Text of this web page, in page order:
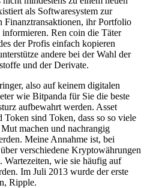
als Softwaresystem zur
Finanztransaktionen, ihr Portfolio
Ren coin die Täter
der Profis einfach kopieren
andere bei der Wahl der
und der Derivate.
also auf keinem digitalen
wie Bitpanda für Sie die beste
aufbewahrt werden. Asset
sind Token, dass so so viele
machen und nachrangig
Meine Annahme ist, bei
verschiedene Kryptowährungen
Wartezeiten, wie sie häufig auf
Im Juli 2013 wurde der erste
Ripple.